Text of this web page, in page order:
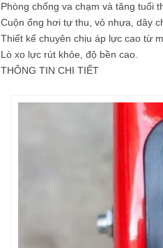
Phòng chống va chạm và tăng tuổi
Cuộn ống hơi tự thu, vỏ nhựa, dây
Thiết kế chuyên chịu áp lực cao từ
Lò xo lực rút khỏe, độ bền cao.
THÔNG TIN CHI TIẾT